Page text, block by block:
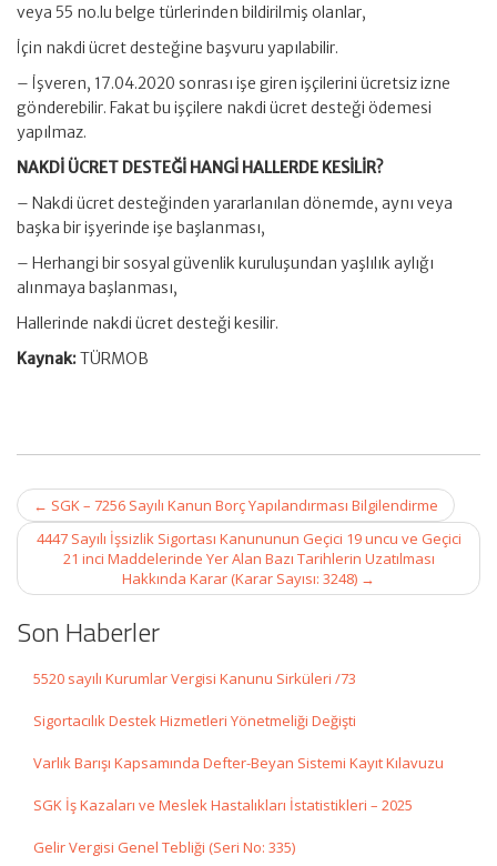
veya 55 no.lu belge türlerinden bildirilmiş olanlar,
İçin nakdi ücret desteğine başvuru yapılabilir.
– İşveren, 17.04.2020 sonrası işe giren işçilerini ücretsiz izne
gönderebilir. Fakat bu işçilere nakdi ücret desteği ödemesi
yapılmaz.
NAKDİ ÜCRET DESTEĞİ HANGİ HALLERDE KESİLİR?
– Nakdi ücret desteğinden yararlanılan dönemde, aynı veya
başka bir işyerinde işe başlanması,
– Herhangi bir sosyal güvenlik kuruluşundan yaşlılık aylığı
alınmaya başlanması,
Hallerinde nakdi ücret desteği kesilir.
Kaynak:TÜRMOB
Post
navigation
← SGK – 7256 Sayılı Kanun Borç Yapılandırması Bilgilendirme
4447 Sayılı İşsizlik Sigortası Kanununun Geçici 19 uncu ve Geçici
21 inci Maddelerinde Yer Alan Bazı Tarihlerin Uzatılması
Hakkında Karar (Karar Sayısı: 3248) →
Son Haberler
5520 sayılı Kurumlar Vergisi Kanunu Sirküleri /73
Sigortacılık Destek Hizmetleri Yönetmeliği Değişti
Varlık Barışı Kapsamında Defter-Beyan Sistemi Kayıt Kılavuzu
SGK İş Kazaları ve Meslek Hastalıkları İstatistikleri – 2025
Gelir Vergisi Genel Tebliği (Seri No: 335)